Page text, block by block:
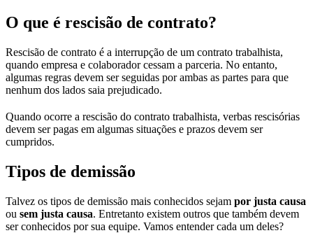
O que é rescisão de contrato?
Rescisão de contrato é a interrupção de um contrato trabalhista,
quando empresa e colaborador cessam a parceria. No entanto,
algumas regras devem ser seguidas por ambas as partes para que
nenhum dos lados saia prejudicado.
Quando ocorre a rescisão do contrato trabalhista, verbas rescisórias
devem ser pagas em algumas situações e prazos devem ser
cumpridos.
Tipos de demissão
Talvez os tipos de demissão mais conhecidos sejam por justa causa
ou sem justa causa. Entretanto existem outros que também devem
ser conhecidos por sua equipe. Vamos entender cada um deles?